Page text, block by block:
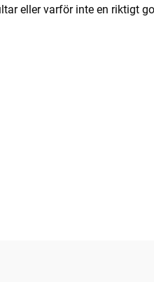
eller varför inte en riktigt